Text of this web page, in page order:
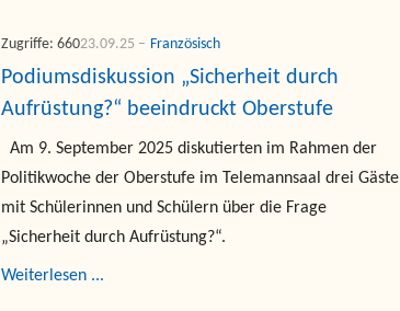
Podiumsdiskussion „Sicherheit durch
Aufrüstung?“ beeindruckt Oberstufe
Am 9. September 2025 diskutierten im Rahmen der
Politikwoche der Oberstufe im Telemannsaal drei Gäste
mit Schülerinnen und Schülern über die Frage
„Sicherheit durch Aufrüstung?“.
Französisch
23.09.25
Zugriffe: 660
Weiterlesen ...